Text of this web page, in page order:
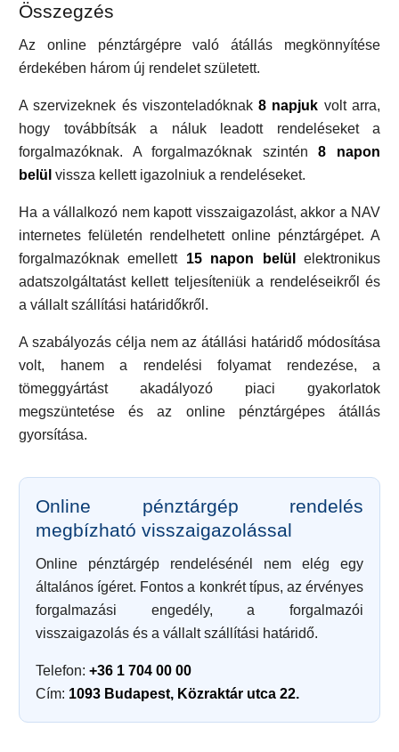
Összegzés
Az online pénztárgépre való átállás megkönnyítése
érdekében három új rendelet született.
A szervizeknek és viszonteladóknak8 napjuk volt arra,
hogy továbbítsák a náluk leadott rendeléseket a
forgalmazóknak. A forgalmazóknak szintén8 napon
belül vissza kellett igazolniuk a rendeléseket.
Ha a vállalkozó nem kapott visszaigazolást, akkor a NAV
internetes felületén rendelhetett online pénztárgépet. A
forgalmazóknak emellett 15 napon belül
elektronikus
adatszolgáltatást kellett teljesíteniük a rendeléseikről és
a vállalt szállítási határidőkről.
A szabályozás célja nem az átállási határidő módosítása
volt, hanem a rendelési folyamat rendezése, a
tömeggyártást akadályozó piaci gyakorlatok
megszüntetése és az online pénztárgépes átállás
gyorsítása.
Online pénztárgép rendelés
megbízható visszaigazolással
Online pénztárgép rendelésénél nem elég egy
általános ígéret. Fontos a konkrét típus, az érvényes
forgalmazási engedély, a forgalmazói
visszaigazolás és a vállalt szállítási határidő.
Telefon: +36 1 704 00 00
Cím: 1093 Budapest, Közraktár utca 22.